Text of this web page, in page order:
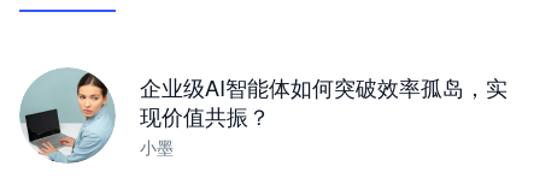
企业级AI智能体如何突破效率孤岛，实
现价值共振？
小墨